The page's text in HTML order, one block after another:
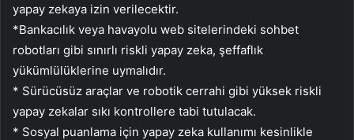
yapay zekaya izin verilecektir.
*Bankacılık veya havayolu web sitelerindeki sohbet
robotları gibi sınırlı riskli yapay zeka, şeffaflık
yükümlülüklerine uymalıdır.
* Sürücüsüz araçlar ve robotik cerrahi gibi yüksek riskli
yapay zekalar sıkı kontrollere tabi tutulacak.
* Sosyal puanlama için yapay zeka kullanımı kesinlikle